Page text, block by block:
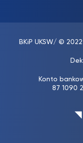
BKiP UKSW/ © 2022
Konto
87 1090